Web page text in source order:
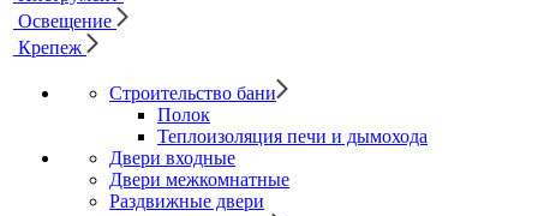
Освещение
Крепеж
Строительство бани
Полок
Теплоизоляция печи и дымохода
Двери входные
Двери межкомнатные
Раздвижные двери